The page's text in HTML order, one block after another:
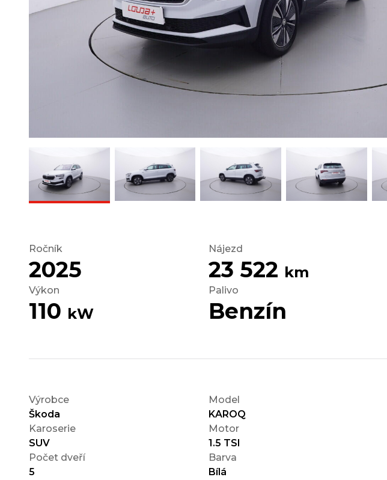
Ročník
2025
Nájezd
23 522 km
Výkon
110 kW
Palivo
Benzín
Výrobce
Škoda
Model
KAROQ
Karoserie
SUV
Motor
1.5 TSI
Počet dveří
5
Barva
Bílá